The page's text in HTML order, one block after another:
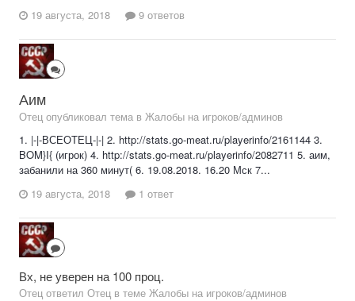
19 августа, 2018
9 ответов
Аим
Отец опубликовал тема в Жалобы на игроков/админов
1. |-|-ВСЕОТЕЦ-|-| 2. http://stats.go-meat.ru/playerinfo/2161144 3.
BOM}I{ (игрок) 4. http://stats.go-meat.ru/playerinfo/2082711 5. аим,
забанили на 360 минут( 6. 19.08.2018. 16.20 Мск 7...
19 августа, 2018
1 ответ
Вх, не уверен на 100 проц.
Отец ответил Отец в теме Жалобы на игроков/админов